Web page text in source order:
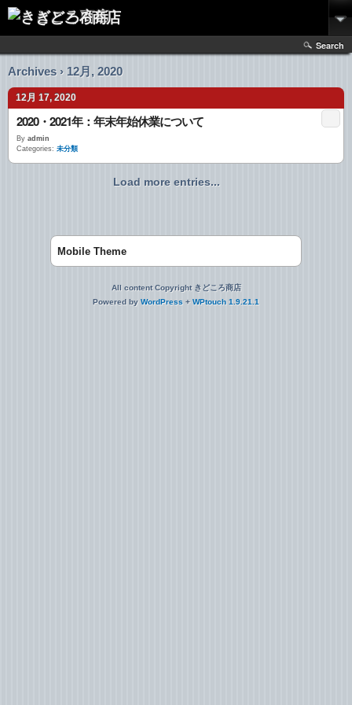
きどころ商店
Search
Archives › 12月, 2020
12月 17, 2020
2020・2021年：年末年始休業について
By admin
Categories: 未分類
Load more entries...
Mobile Theme
All content Copyright きどころ商店
Powered by WordPress + WPtouch 1.9.21.1